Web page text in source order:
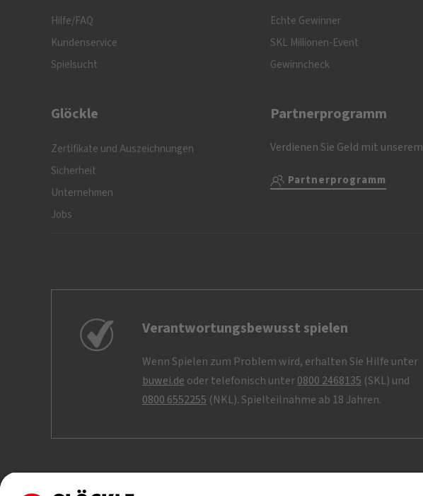
Hilfe/FAQ
Kundenservice
Spielsucht
Glöckle
Zertifikate und Auszeichnungen
Sicherheit
Unternehmen
Jobs
Echte Gewinner
SKL Millionen-Event
Gewinncheck
Partnerprogramm
Verdienen Sie Geld mit unserem
Partnerprogramm
Verantwortungsbewusst spielen
Wenn Spielen zum Problem wird, erhalten Sie Hilfe unter
buwei.de oder telefonisch unter0800 2468135 (SKL) und
0800 6552255 (NKL). Spielteilnahme ab 18 Jahren.